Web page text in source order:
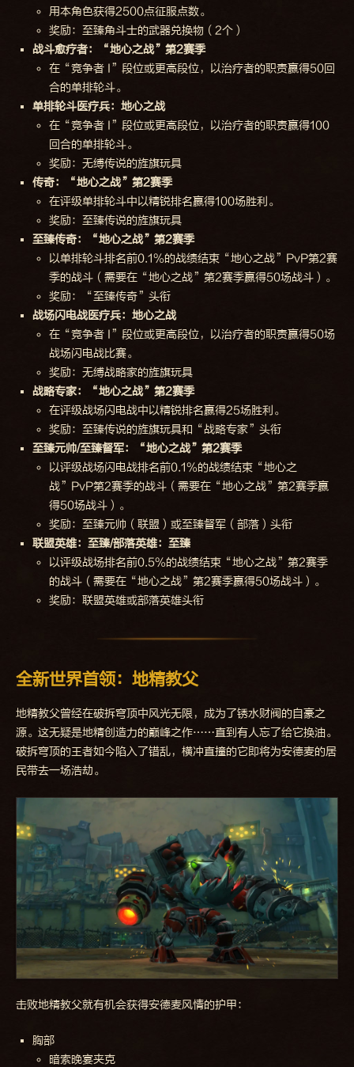
用本角色获得2500点征服点数。
奖励：至臻角斗士的武器兑换物（2个）
战斗愈疗者：“地心之战”第2赛季
在“竞争者 I”段位或更高段位，以治疗者的职责赢得50回
合的单排轮斗。
单排轮斗医疗兵：地心之战
在“竞争者 I”段位或更高段位，以治疗者的职责赢得100
回合的单排轮斗。
奖励：无缚传说的旌旗玩具
传奇：“地心之战”第2赛季
在评级单排轮斗中以精锐排名赢得100场胜利。
奖励：至臻传说的旌旗玩具
至臻传奇：“地心之战”第2赛季
以单排轮斗排名前0.1%的战绩结束“地心之战”PvP第2赛
季的战斗（需要在“地心之战”第2赛季赢得50场战斗）。
奖励：“至臻传奇”头衔
战场闪电战医疗兵：地心之战
在“竞争者 I”段位或更高段位，以治疗者的职责赢得50场
战场闪电战比赛。
奖励：无缚战略家的旌旗玩具
战略专家：“地心之战”第2赛季
在评级战场闪电战中以精锐排名赢得25场胜利。
奖励：至臻传说的旌旗玩具和“战略专家”头衔
至臻元帅/至臻督军：“地心之战”第2赛季
以评级战场闪电战排名前0.1%的战绩结束“地心之
战”PvP第2赛季的战斗（需要在“地心之战”第2赛季赢
得50场战斗）。
奖励：至臻元帅（联盟）或至臻督军（部落）头衔
联盟英雄：至臻/部落英雄：至臻
以评级战场排名前0.5%的战绩结束“地心之战”第2赛季
的战斗（需要在“地心之战”第2赛季赢得50场战斗）。
奖励：联盟英雄或部落英雄头衔
全新世界首领：地精教父
地精教父曾经在破拆穹顶中风光无限，成为了锈水财阀的自豪之
源。这无疑是地精创造力的巅峰之作……直到有人忘了给它换油。
破拆穹顶的王者如今陷入了错乱，横冲直撞的它即将为安德麦的居
民带去一场浩劫。
击败地精教父就有机会获得安德麦风情的护甲：
胸部
暗索晚宴夹克